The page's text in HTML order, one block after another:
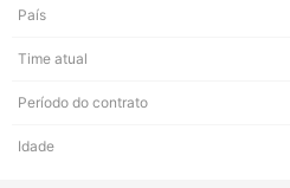
País
Time atual
Período do contrato
Idade